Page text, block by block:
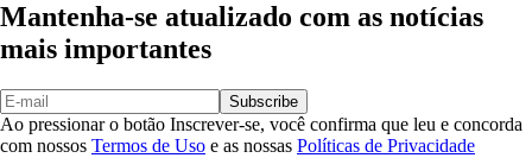
Mantenha-se atualizado com as notícias
mais importantes
Subscribe
Ao pressionar o botão Inscrever-se, você confirma que leu e concorda
com nossos Termos de Uso e as nossas Políticas de Privacidade